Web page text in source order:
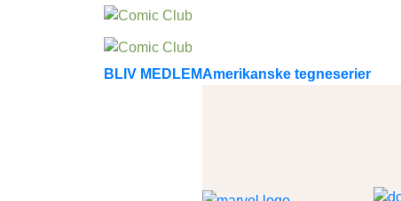
BLIV MEDLEMAmerikanske tegneserier